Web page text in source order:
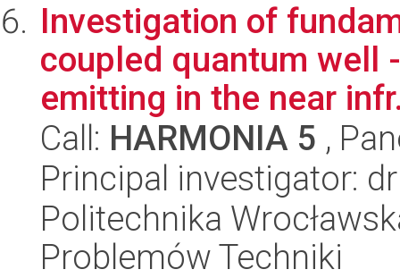
Investigation of
coupled quantum well
emitting in the near
Call: HARMONIA 5 ,
Principal investigator:
Politechnika
Problemów Techniki